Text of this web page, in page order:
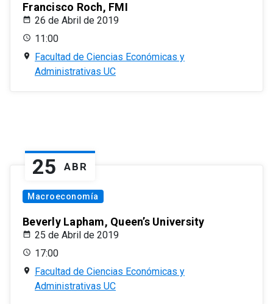
Francisco Roch, FMI
26 de Abril de 2019
11:00
Facultad de Ciencias Económicas y
Administrativas UC
25 ABR
Macroeconomía
Beverly Lapham, Queen’s University
25 de Abril de 2019
17:00
Facultad de Ciencias Económicas y
Administrativas UC